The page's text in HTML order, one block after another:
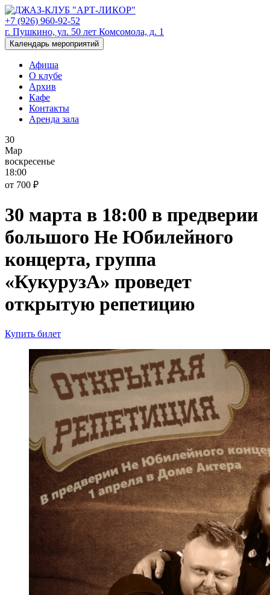
+7 (926) 960-92-52
г. Пушкино, ул. 50 лет Комсомола, д. 1
Календарь мероприятий
Афиша
О клубе
Архив
Кафе
Контакты
Аренда зала
30
Мар
воскресенье
18:00
от 700 ₽
30 марта в 18:00 в предверии
большого Не Юбилейного
концерта, группа
«КукурузА» проведет
открытую репетицию
Купить билет